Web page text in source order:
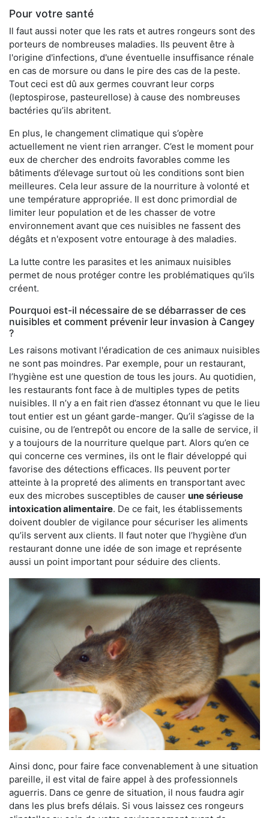
Pour votre santé
Il faut aussi noter que les rats et autres rongeurs sont des
porteurs de nombreuses maladies. Ils peuvent être à
l'origine d'infections, d'une éventuelle insuffisance rénale
en cas de morsure ou dans le pire des cas de la peste.
Tout ceci est dû aux germes couvrant leur corps
(leptospirose, pasteurellose) à cause des nombreuses
bactéries qu’ils abritent.
En plus, le changement climatique qui s’opère
actuellement ne vient rien arranger. C’est le moment pour
eux de chercher des endroits favorables comme les
bâtiments d’élevage surtout où les conditions sont bien
meilleures. Cela leur assure de la nourriture à volonté et
une température appropriée. Il est donc primordial de
limiter leur population et de les chasser de votre
environnement avant que ces nuisibles ne fassent des
dégâts et n'exposent votre entourage à des maladies.
La lutte contre les parasites et les animaux nuisibles
permet de nous protéger contre les problématiques qu'ils
créent.
Pourquoi est-il nécessaire de se débarrasser de ces
nuisibles et comment prévenir leur invasion à Cangey
?
Les raisons motivant l'éradication de ces animaux nuisibles
ne sont pas moindres. Par exemple, pour un restaurant,
l’hygiène est une question de tous les jours. Au quotidien,
les restaurants font face à de multiples types de petits
nuisibles. Il n’y a en fait rien d’assez étonnant vu que le lieu
tout entier est un géant garde-manger. Qu’il s’agisse de la
cuisine, ou de l’entrepôt ou encore de la salle de service, il
y a toujours de la nourriture quelque part. Alors qu’en ce
qui concerne ces vermines, ils ont le flair développé qui
favorise des détections efficaces. Ils peuvent porter
atteinte à la propreté des aliments en transportant avec
eux des microbes susceptibles de causer une sérieuse
intoxication alimentaire. De ce fait, les établissements
doivent doubler de vigilance pour sécuriser les aliments
qu’ils servent aux clients. Il faut noter que l’hygiène d’un
restaurant donne une idée de son image et représente
aussi un point important pour séduire des clients.
Ainsi donc, pour faire face convenablement à une situation
pareille, il est vital de faire appel à des professionnels
aguerris. Dans ce genre de situation, il nous faudra agir
dans les plus brefs délais. Si vous laissez ces rongeurs